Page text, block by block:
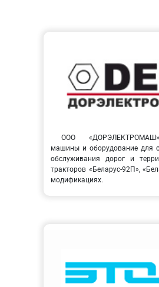
ООО
машины и оборудование для
обслуживания дорог и
тракторов «Беларус-92П»,
модификациях.